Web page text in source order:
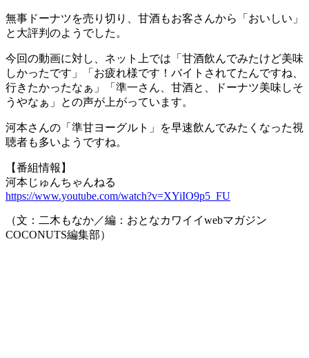
無事ドーナツを売り切り、甘酒もお客さんから「おいしい」
と大評判のようでした。
今回の動画に対し、ネット上では「甘酒飲んでみたけど美味
しかったです」「お疲れ様です！バイトされてたんですね、
行きたかったなぁ」「準一さん、甘酒と、ドーナツ美味しそ
うやなぁ」との声が上がっています。
河本さんの「準甘ヨーグルト」を早速飲んでみたくなった視
聴者も多いようですね。
【番組情報】
河本じゅんちゃんねる
https://www.youtube.com/watch?v=XYiIO9p5_FU
（文：二木もなか／編：おとなカワイイwebマガジン
COCONUTS編集部）